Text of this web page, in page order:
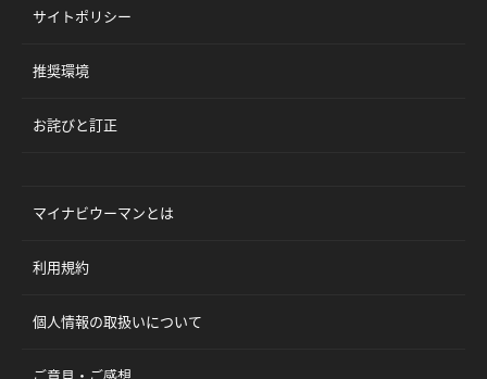
サイトポリシー
推奨環境
お詫びと訂正
マイナビウーマンとは
利用規約
個人情報の取扱いについて